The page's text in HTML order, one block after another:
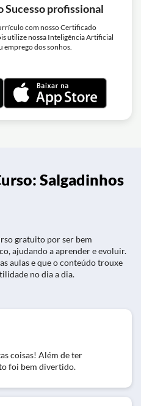
Sucesso profissional
com nosso Certificado
utilize nossa Inteligência Artificial
emprego dos sonhos.
Salgadinhos
gratuito por ser bem
ajudando a aprender e evoluir.
aulas e que o conteúdo trouxe
no dia a dia.
coisas! Além de ter
foi bem divertido.